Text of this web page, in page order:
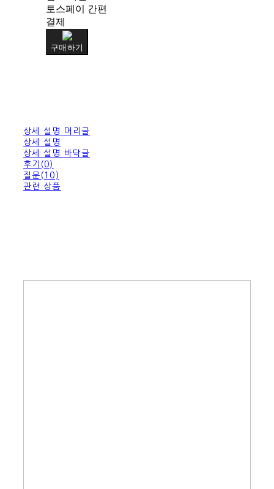
토스페이 간편
결제
구매하기
상세 설명 머리글
상세 설명
상세 설명 바닥글
후기(0)
질문(10)
관련 상품